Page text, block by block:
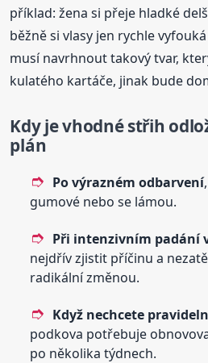
příklad: žena si přeje hladké
běžně si vlasy jen rychle
musí navrhnout takový tvar,
kulatého kartáče, jinak bude
Kdy je vhodné střih
plán
Po výrazném odbarvení
gumové nebo se lámou.
Při intenzivním padání
nejdřív zjistit příčinu a
radikální změnou.
Když nechcete
podkova potřebuje
po několika týdnech.